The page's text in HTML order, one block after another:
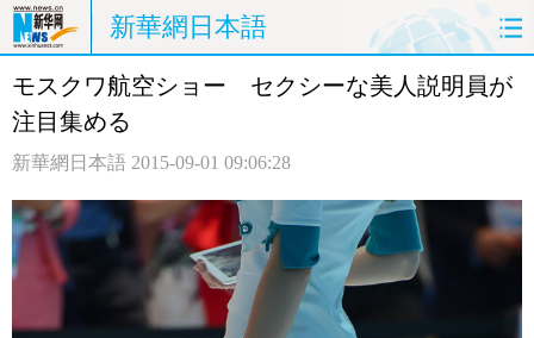
新華網日本語
ホームページ 政治 経済
観光 評論
中日対訳
モスクワ航空ショー セクシーな美人説明員が
注目集める
新華網日本語 2015-09-01 09:06:28